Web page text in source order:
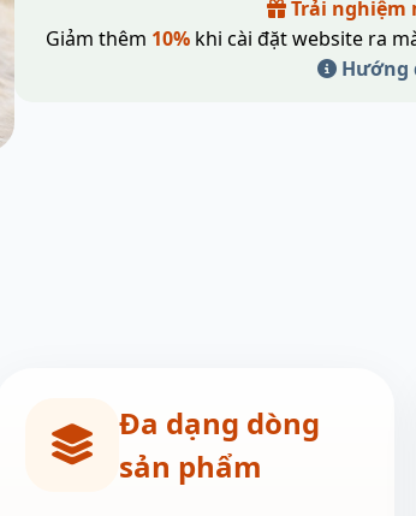
Trải nghiệm
Giảm thêm 10% khi cài đặt website ra
Hướng
Đa dạng dòng
sản phẩm